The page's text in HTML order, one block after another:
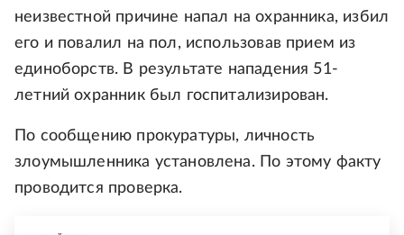
неизвестной причине напал на охранника, избил
его и повалил на пол, использовав прием из
единоборств. В результате нападения 51-
летний охранник был госпитализирован.
По сообщению прокуратуры, личность
злоумышленника установлена. По этому факту
проводится проверка.